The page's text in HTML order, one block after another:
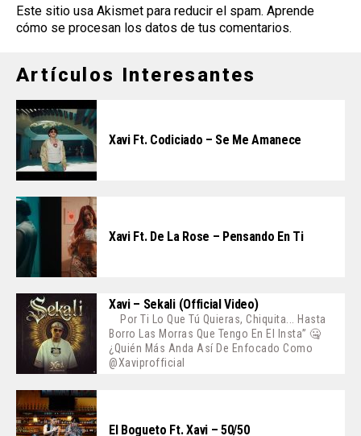
Este sitio usa Akismet para reducir el spam. Aprende
cómo se procesan los datos de tus comentarios.
Artículos Interesantes
Xavi Ft. Codiciado – Se Me Amanece
Xavi Ft. De La Rose – Pensando En Ti
Xavi – Sekali (Official Video)
Por Ti Lo Que Tú Quieras, Chiquita... Hasta
Borro Las Morras Que Tengo En El Insta” 🤐
¿Quién Más Anda Así De Enfocado Como
@xaviprofficial
El Bogueto Ft. Xavi – 50/50